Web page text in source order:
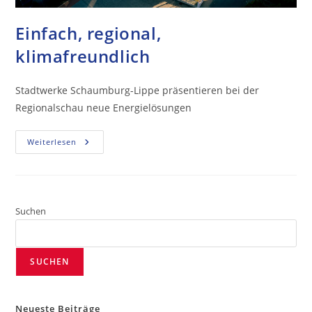
Einfach, regional,
klimafreundlich
Stadtwerke Schaumburg-Lippe präsentieren bei der
Regionalschau neue Energielösungen
Weiterlesen
Suchen
SUCHEN
Neueste Beiträge